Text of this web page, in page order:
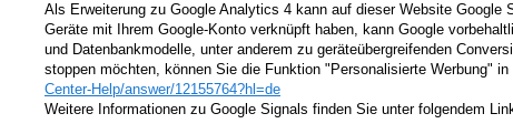
Als Erweiterung zu Google Analytics 4 kann auf dieser Website
Geräte mit Ihrem Google-Konto verknüpft haben, kann Google
und Datenbankmodelle, unter anderem zu geräteübergreifenden
stoppen möchten, können Sie die Funktion "Personalisierte Werbung"
Center-Help/answer/12155764?hl=de
Weitere Informationen zu Google Signals finden Sie unter folgendem